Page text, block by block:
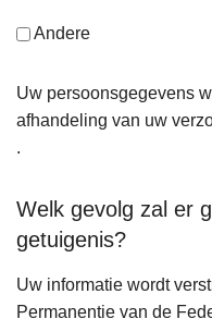
Andere
Uw persoonsgegevens
afhandeling van uw
.
Welk gevolg zal er
getuigenis?
Uw informatie wordt
Permanentie van de